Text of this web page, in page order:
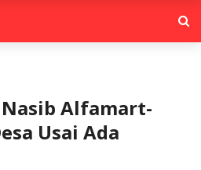
Alfamart-
Usai Ada